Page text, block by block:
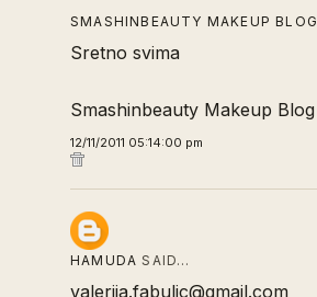
SMASHINBEAUTY MAKEUP BLOG
Sretno svima
Smashinbeauty Makeup Blog
12/11/2011 05:14:00 pm
HAMUDA SAID…
valerija.fabulic@gmail.com